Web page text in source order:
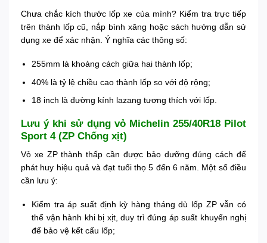
Chưa chắc kích thước lốp xe của mình? Kiểm tra trực tiếp
trên thành lốp cũ, nắp bình xăng hoặc sách hướng dẫn sử
dụng xe để xác nhận. Ý nghĩa các thông số:
255mm là khoảng cách giữa hai thành lốp;
40% là tỷ lệ chiều cao thành lốp so với độ rộng;
18 inch là đường kính lazang tương thích với lốp.
Lưu ý khi sử dụng vỏ Michelin 255/40R18 Pilot
Sport 4 (ZP Chống xịt)
Vỏ xe ZP thành thấp cần được bảo dưỡng đúng cách để
phát huy hiệu quả và đạt tuổi thọ 5 đến 6 năm. Một số điều
cần lưu ý:
Kiểm tra áp suất định kỳ hàng tháng dù lốp ZP vẫn có
thể vận hành khi bị xịt, duy trì đúng áp suất khuyến nghị
để bảo vệ kết cấu lốp;